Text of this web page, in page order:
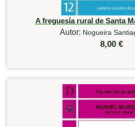
A freguesía rural de Santa
Autor: Nogueira
8,00 €